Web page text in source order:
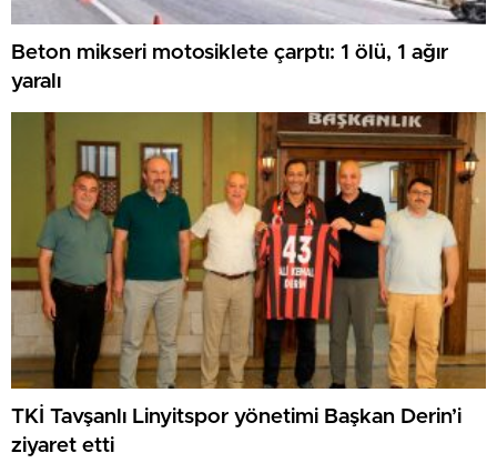
Beton mikseri motosiklete çarptı: 1 ölü, 1 ağır
yaralı
TKİ Tavşanlı Linyitspor yönetimi Başkan Derin’i
ziyaret etti